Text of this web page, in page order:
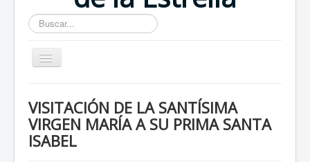
Buscar...
VISITACIÓN DE LA SANTÍSIMA
VIRGEN MARÍA A SU PRIMA SANTA
ISABEL